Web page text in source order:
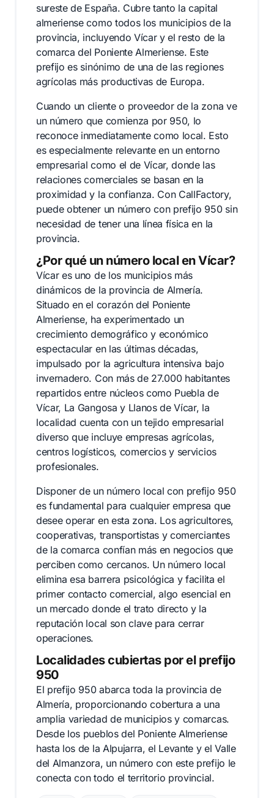
sureste de España. Cubre tanto la capital
almeriense como todos los municipios de la
provincia, incluyendo Vícar y el resto de la
comarca del Poniente Almeriense. Este
prefijo es sinónimo de una de las regiones
agrícolas más productivas de Europa.
Cuando un cliente o proveedor de la zona ve
un número que comienza por 950, lo
reconoce inmediatamente como local. Esto
es especialmente relevante en un entorno
empresarial como el de Vícar, donde las
relaciones comerciales se basan en la
proximidad y la confianza. Con CallFactory,
puede obtener un número con prefijo 950 sin
necesidad de tener una línea física en la
provincia.
¿Por qué un número local en Vícar?
Vícar es uno de los municipios más
dinámicos de la provincia de Almería.
Situado en el corazón del Poniente
Almeriense, ha experimentado un
crecimiento demográfico y económico
espectacular en las últimas décadas,
impulsado por la agricultura intensiva bajo
invernadero. Con más de 27.000 habitantes
repartidos entre núcleos como Puebla de
Vícar, La Gangosa y Llanos de Vícar, la
localidad cuenta con un tejido empresarial
diverso que incluye empresas agrícolas,
centros logísticos, comercios y servicios
profesionales.
Disponer de un número local con prefijo 950
es fundamental para cualquier empresa que
desee operar en esta zona. Los agricultores,
cooperativas, transportistas y comerciantes
de la comarca confían más en negocios que
perciben como cercanos. Un número local
elimina esa barrera psicológica y facilita el
primer contacto comercial, algo esencial en
un mercado donde el trato directo y la
reputación local son clave para cerrar
operaciones.
Localidades cubiertas por el prefijo
950
El prefijo 950 abarca toda la provincia de
Almería, proporcionando cobertura a una
amplia variedad de municipios y comarcas.
Desde los pueblos del Poniente Almeriense
hasta los de la Alpujarra, el Levante y el Valle
del Almanzora, un número con este prefijo le
conecta con todo el territorio provincial.